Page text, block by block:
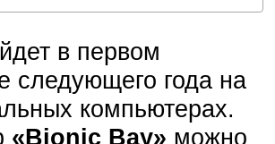
в первом
следующего года на
компьютерах.
«Bionic Bay» можно